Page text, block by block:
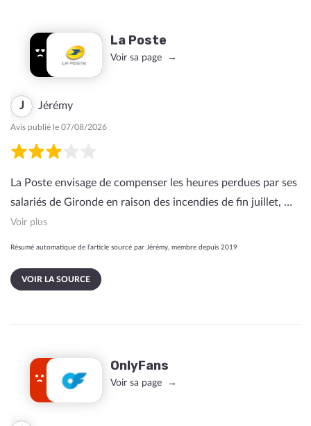
La Poste
Voir sa page
J Jérémy
Avis publié le 07/08/2026
La Poste envisage de compenser les heures perdues par ses
salariés de Gironde en raison des incendies de fin juillet, …
Voir plus
Résumé automatique de l’article sourcé par Jérémy, membre depuis 2019
VOIR LA SOURCE
OnlyFans
Voir sa page